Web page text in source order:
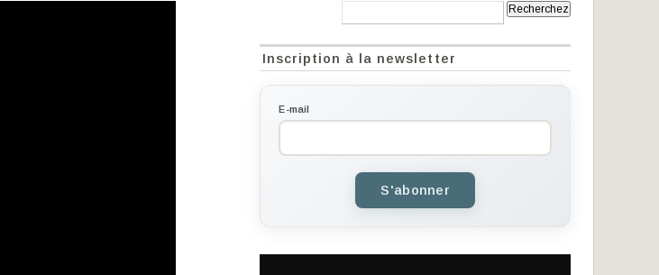
Inscription à la newsletter
E-mail
S'abonner